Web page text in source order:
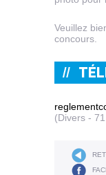
Veuillez
concours.
(Divers -